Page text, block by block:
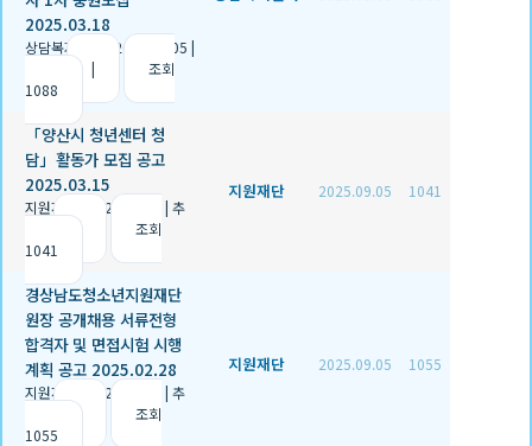
2025.03.18
상담복지센터 2025.09.05 |
|
조회
1088
「양산시 청년센터 청
담」활동가 모집 공고
2025.03.15
지원재단 2025.09.05 | 추
|
조회
1041
지원재단 2025.09.05 1041
경상남도청소년지원재단
원장 공개채용 서류전형
합격자 및 면접시험 시행
계획 공고 2025.02.28
지원재단 2025.09.05 | 추
|
조회
1055
지원재단 2025.09.05 1055